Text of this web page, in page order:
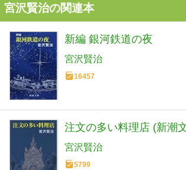
宮沢賢治の関連本
新編 銀河鉄道の夜
宮沢賢治
16457
注文の多い料理店 (新潮
宮沢賢治
5799